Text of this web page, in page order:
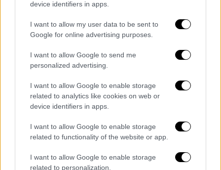
device identifiers in apps.
I want to allow my user data to be sent to
Google for online advertising purposes.
I want to allow Google to send me
personalized advertising.
I want to allow Google to enable storage
related to analytics like cookies on web or
device identifiers in apps.
I want to allow Google to enable storage
related to functionality of the website or app.
I want to allow Google to enable storage
related to personalization.
ΣτηνBild Zeitung μίλησε ο
Μητσοτάκης , τονίζοντας ότι η Ελλάδαδεν
αποτελεί μια ανοιχτή οδό διέλευσης,
δεν θα οδηγούν σε νόμιμη εγκατάσταση.
«Η Ελλάδα δεν είναι ένας ανοιχτός
διαδρόμος προς την Ευρώπη»
«Αντιμέτωποι με την απότομη αύξηση των
παράτυπων αφίξεων δια θαλάσσης από τη
βόρεια Αφρική, ιδίως από τηΛιβύηπρος την
Κρήτη
, λάβαμε τη δύσκολη αλλά απολύτως
αναγκαία απόφαση να αναστείλουμε